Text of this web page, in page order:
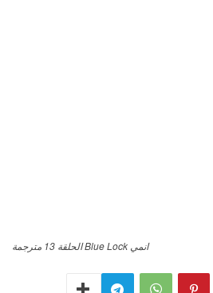
انمي Blue Lock الحلقة 13 مترجمة